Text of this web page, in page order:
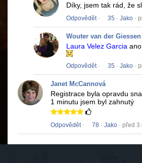
Díky, jsem tak rád, že
Odpovědět· 35 · Jako ·
Wouter van der Giessen
Laura Velez Garcia
Odpovědět· 35 · Jako ·
Janet McCannová
Registrace byla opravdu
1 minutu jsem byl zahnutý
Odpovědět· 78 · Jako · před 3